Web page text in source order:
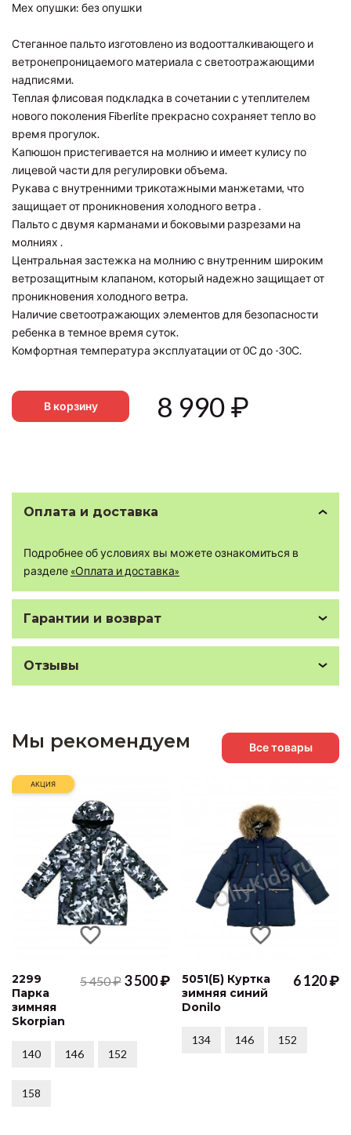
Мех опушки: без опушки
Стеганное пальто изготовлено из водоотталкивающего и
ветронепроницаемого материала с светоотражающими
надписями.
Теплая флисовая подкладка в сочетании с утеплителем
нового поколения Fiberlite прекрасно сохраняет тепло во
время прогулок.
Капюшон пристегивается на молнию и имеет кулису по
лицевой части для регулировки объема.
Рукава с внутренними трикотажными манжетами, что
защищает от проникновения холодного ветра .
Пальто с двумя карманами и боковыми разрезами на
молниях .
Центральная застежка на молнию с внутренним широким
ветрозащитным клапаном, который надежно защищает от
проникновения холодного ветра.
Наличие светоотражающих элементов для безопасности
ребенка в темное время суток.
Комфортная температура эксплуатации от 0С до -30С.
В корзину 8 990₽
Оплата и доставка
Подробнее об условиях вы можете ознакомиться в
разделе «Оплата и доставка»
Гарантии и возврат
Отзывы
Мы рекомендуем Все товары
2299
Парка
зимняя
Skorpian
5 450 ₽ 3 500 ₽
АКЦИЯ
140 146 152
158
5051(Б) Куртка
зимняя синий
Donilo
6 120 ₽
134 146 152